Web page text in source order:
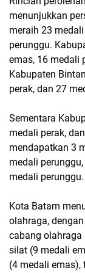
menunjukkan
meraih 23
perunggu.
emas, 16 medali
Kabupaten
perak, dan 27
Sementara
medali perak,
mendapatkan 3
medali
medali perunggu.
Kota Batam
olahraga,
cabang olahraga
silat (9 medali
(4 medali